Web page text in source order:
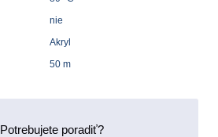
nie
Akryl
50 m
Potrebujete poradiť?